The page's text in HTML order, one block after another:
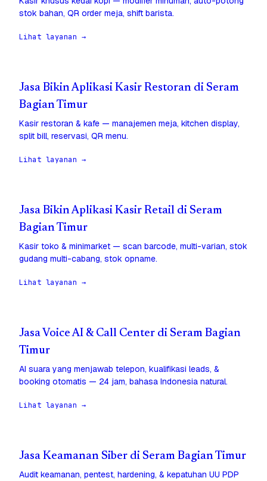
stok bahan, QR order meja, shift barista.
Lihat layanan →
Jasa Bikin Aplikasi Kasir Restoran di Seram
Bagian Timur
Kasir restoran & kafe — manajemen meja, kitchen display,
split bill, reservasi, QR menu.
Lihat layanan →
Jasa Bikin Aplikasi Kasir Retail di Seram
Bagian Timur
Kasir toko & minimarket — scan barcode, multi-varian, stok
gudang multi-cabang, stok opname.
Lihat layanan →
Jasa Voice AI & Call Center di Seram Bagian
Timur
AI suara yang menjawab telepon, kualifikasi leads, &
booking otomatis — 24 jam, bahasa Indonesia natural.
Lihat layanan →
Jasa Keamanan Siber di Seram Bagian Timur
Audit keamanan, pentest, hardening, & kepatuhan UU PDP